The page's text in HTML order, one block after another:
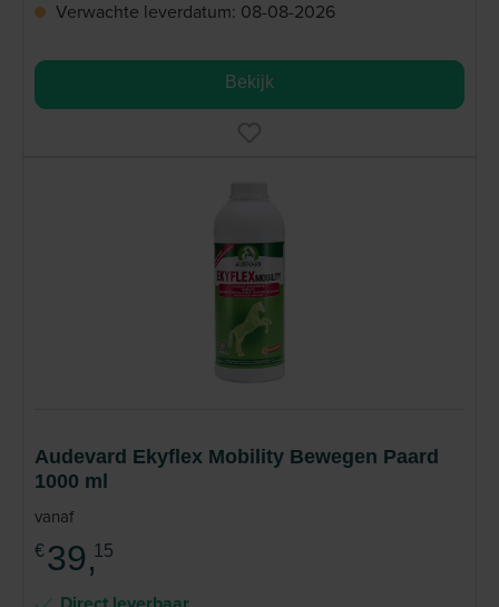
Verwachte leverdatum: 08-08-2026
Bekijk
Audevard Ekyflex Mobility Bewegen Paard
1000 ml
vanaf
€ 39,15